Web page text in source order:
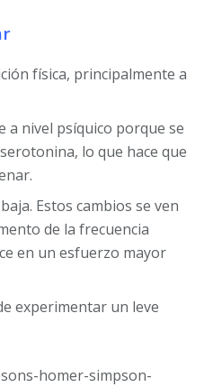
física, principalmente a
a nivel psíquico porque se
lo que hace que
Estos cambios se ven
de la frecuencia
en un esfuerzo mayor
experimentar un leve
homer-simpson-